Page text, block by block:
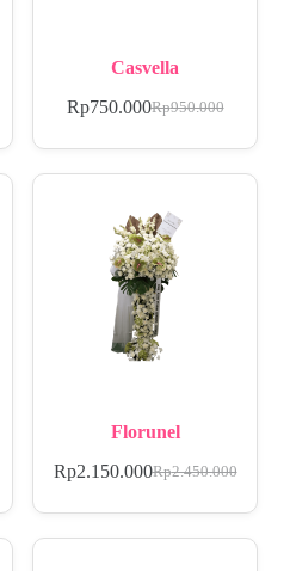
Casvella
Rp950.000
Rp750.000
Florunel
Rp2.450.000
Rp2.150.000